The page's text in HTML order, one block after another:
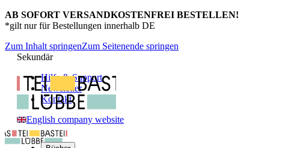
AB SOFORT VERSANDKOSTENFREI BESTELLEN!
*gilt nur für Bestellungen innerhalb DE
Zum Inhalt springenZum Seitenende springen
Sekundär
Hilfe & Support
Newsletter
Kontakt
English company website